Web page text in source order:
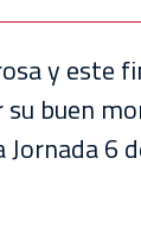
y este
buen
6